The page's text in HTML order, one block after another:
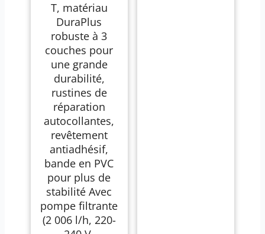
T, matériau
DuraPlus
robuste à 3
couches pour
une grande
durabilité,
rustines de
réparation
autocollantes,
revêtement
antiadhésif,
bande en PVC
pour plus de
stabilité Avec
pompe filtrante
(2 006 l/h, 220-